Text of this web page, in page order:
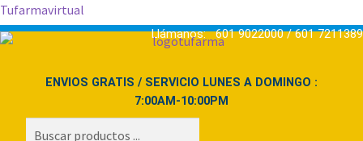
Tufarmavirtual
Llámanos: 601 9022000 / 601 7211389
ENVIOS GRATIS / SERVICIO LUNES A DOMINGO :
7:00AM-10:00PM